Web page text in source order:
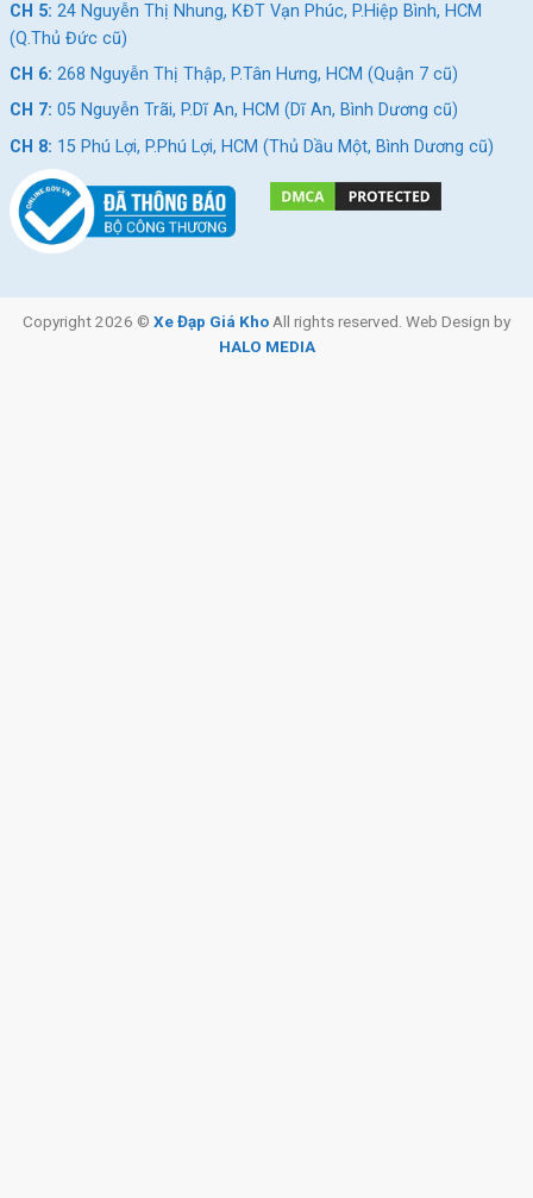
CH 5: 24 Nguyễn Thị Nhung, KĐT Vạn Phúc, P.Hiệp Bình, HCM
(Q.Thủ Đức cũ)
CH 6: 268 Nguyễn Thị Thập, P.Tân Hưng, HCM (Quận 7 cũ)
CH 7: 05 Nguyễn Trãi, P.Dĩ An, HCM (Dĩ An, Bình Dương cũ)
CH 8: 15 Phú Lợi, P.Phú Lợi, HCM (Thủ Dầu Một, Bình Dương cũ)
Copyright 2026 © Xe Đạp Giá Kho All rights reserved. Web Design by
HALO MEDIA